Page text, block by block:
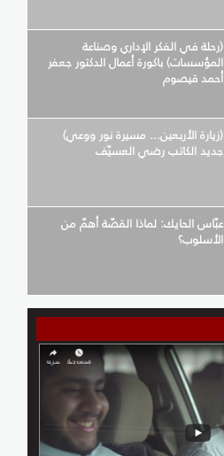
(رحلة في الفكر الإداري وصناعة
المؤسسات) باكورة أعمال الدكتور جعفر
أحمد قيصوم
(زيارة الأربعين... مسيرة نور ووعي)
جديد الكاتب رضي العسيّف
عبّاس الحايك: لماذا القصّة أهمّ من
الأسلوب؟